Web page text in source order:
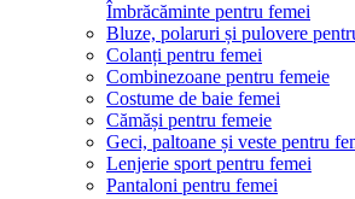
Îmbrăcăminte pentru femei
Bluze, polaruri și pulovere
Colanți pentru femei
Combinezoane pentru femeie
Costume de baie femei
Cămăși pentru femeie
Geci, paltoane și veste pentru
Lenjerie sport pentru femei
Pantaloni pentru femei